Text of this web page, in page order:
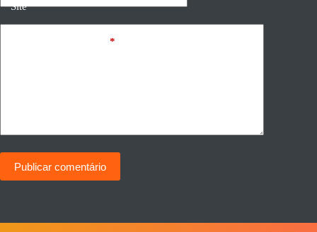
Site
*
Publicar comentário